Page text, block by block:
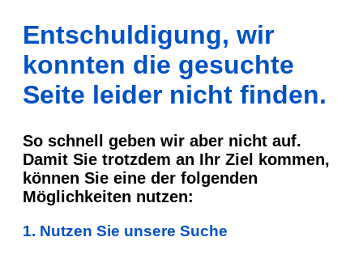
Entschuldigung, wir
konnten die gesuchte
Seite leider nicht finden.
So schnell geben wir aber nicht auf.
Damit Sie trotzdem an Ihr Ziel kommen,
können Sie eine der folgenden
Möglichkeiten nutzen:
1. Nutzen Sie unsere Suche